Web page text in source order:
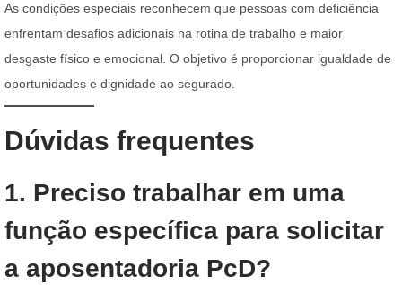
As condições especiais reconhecem que pessoas com deficiência
enfrentam desafios adicionais na rotina de trabalho e maior
desgaste físico e emocional. O objetivo é proporcionar igualdade de
oportunidades e dignidade ao segurado.
Dúvidas frequentes
1. Preciso trabalhar em uma
função específica para solicitar
a aposentadoria PcD?